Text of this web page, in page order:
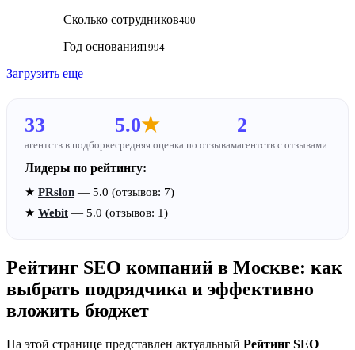
Сколько сотрудников400
Год основания1994
Загрузить еще
33
агентств в подборке
5.0★
средняя оценка по отзывам
2
агентств с отзывами
Лидеры по рейтингу:
★ PRslon — 5.0 (отзывов: 7)
★ Webit — 5.0 (отзывов: 1)
Рейтинг SEO компаний в Москве: как
выбрать подрядчика и эффективно
вложить бюджет
На этой странице представлен актуальный Рейтинг SEO